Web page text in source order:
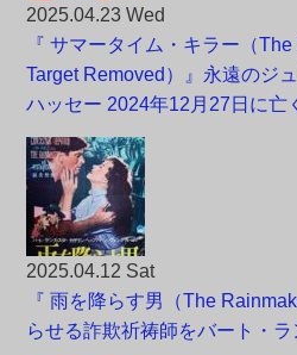
2025.04.23 Wed
『 サマータイム・キラー（
Target Removed）』永遠のジ
ハッセー 2024年12月27日に亡
2025.04.12 Sat
『 雨を降らす男（The
らせる詐欺祈祷師をバート・